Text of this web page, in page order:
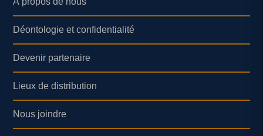
Déontologie et confidentialité
Devenir partenaire
Lieux de distribution
Nous joindre